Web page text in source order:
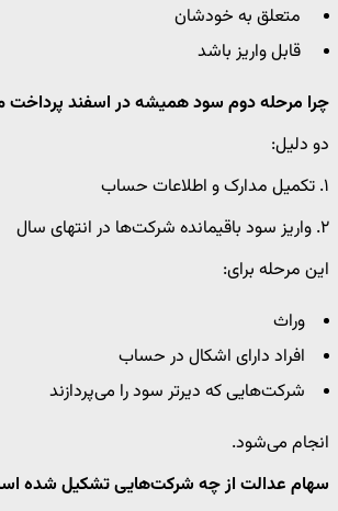
متعلق به خودشان
قابل واریز باشد
چرا مرحله دوم سود همیشه در اسفند
دو دلیل:
۱. تکمیل مدارک و اطلاعات حساب
۲. واریز سود باقیمانده شرکت‌ها در انتهای سال
این مرحله برای:
وراث
افراد دارای اشکال در حساب
شرکت‌هایی که دیرتر سود را می‌پردازند
انجام می‌شود.
سهام عدالت از چه شرکت‌هایی تشکیل شده